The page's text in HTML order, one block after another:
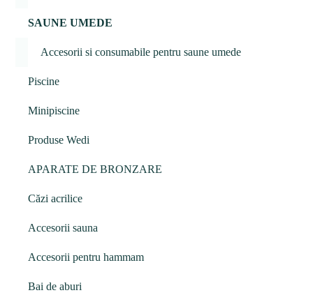
SAUNE UMEDE
Accesorii si consumabile pentru saune umede
Piscine
Minipiscine
Produse Wedi
APARATE DE BRONZARE
Căzi acrilice
Accesorii sauna
Accesorii pentru hammam
Bai de aburi